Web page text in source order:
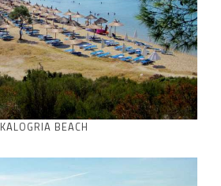
KALOGRIA BEACH